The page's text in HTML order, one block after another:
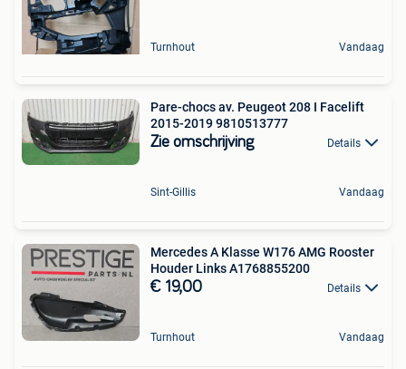
Turnhout Vandaag
Pare-chocs av. Peugeot 208 I Facelift
2015-2019 9810513777
Zie omschrijving Details
Sint-Gillis Vandaag
Mercedes A Klasse W176 AMG Rooster
Houder Links A1768855200
€ 19,00 Details
Turnhout Vandaag